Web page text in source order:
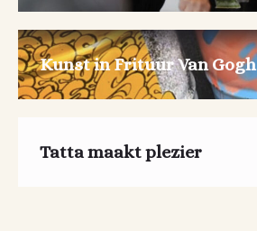
Kunst in Frituur Van Gogh
Tatta maakt plezier